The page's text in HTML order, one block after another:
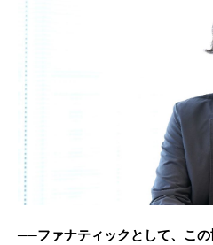
──ファナティックとして、こ